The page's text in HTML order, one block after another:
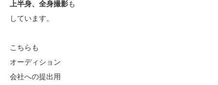
上半身、全身撮影も
しています。
こちらも
オーディション
会社への提出用